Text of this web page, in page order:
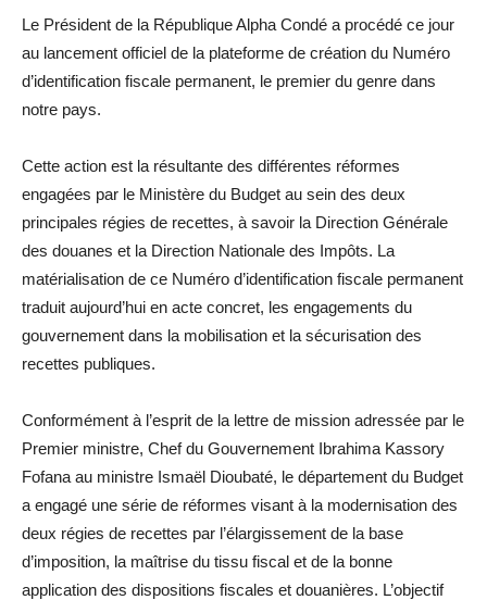
Le Président de la République Alpha Condé a procédé ce jour
au lancement officiel de la plateforme de création du Numéro
d’identification fiscale permanent, le premier du genre dans
notre pays.
Cette action est la résultante des différentes réformes
engagées par le Ministère du Budget au sein des deux
principales régies de recettes, à savoir la Direction Générale
des douanes et la Direction Nationale des Impôts. La
matérialisation de ce Numéro d’identification fiscale permanent
traduit aujourd’hui en acte concret, les engagements du
gouvernement dans la mobilisation et la sécurisation des
recettes publiques.
Conformément à l’esprit de la lettre de mission adressée par le
Premier ministre, Chef du Gouvernement Ibrahima Kassory
Fofana au ministre Ismaël Dioubaté, le département du Budget
a engagé une série de réformes visant à la modernisation des
deux régies de recettes par l’élargissement de la base
d’imposition, la maîtrise du tissu fiscal et de la bonne
application des dispositions fiscales et douanières. L’objectif